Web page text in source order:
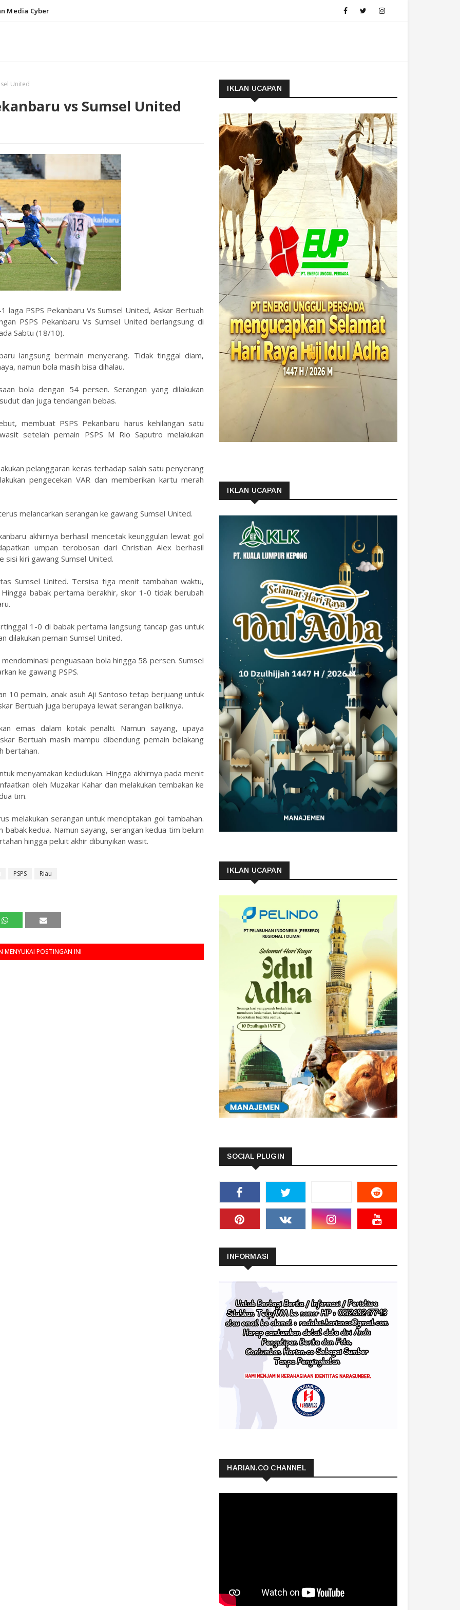
Media Cyber
United
vs Sumsel United
laga PSPS Pekanbaru Vs Sumsel United, Askar Bertuah
PSPS Pekanbaru Vs Sumsel United berlangsung di
Sabtu (18/10).
langsung bermain menyerang. Tidak tinggal diam,
namun bola masih bisa dihalau.
bola dengan 54 persen. Serangan yang dilakukan
dan juga tendangan bebas.
membuat PSPS Pekanbaru harus kehilangan satu
setelah pemain PSPS M Rio Saputro melakukan
pelanggaran keras terhadap salah satu penyerang
pengecekan VAR dan memberikan kartu merah
melancarkan serangan ke gawang Sumsel United.
akhirnya berhasil mencetak keunggulan lewat gol
umpan terobosan dari Christian Alex berhasil
sisi kiri gawang Sumsel United.
Sumsel United. Tersisa tiga menit tambahan waktu,
babak pertama berakhir, skor 1-0 tidak berubah
1-0 di babak pertama langsung tancap gas untuk
dilakukan pemain Sumsel United.
penguasaan bola hingga 58 persen. Sumsel
ke gawang PSPS.
10 pemain, anak asuh Aji Santoso tetap berjuang untuk
Bertuah juga berupaya lewat serangan baliknya.
emas dalam kotak penalti. Namun sayang, upaya
Bertuah masih mampu dibendung pemain belakang
bertahan.
menyamakan kedudukan. Hingga akhirnya pada menit
oleh Muzakar Kahar dan melakukan tembakan ke
tim.
melakukan serangan untuk menciptakan gol tambahan.
kedua. Namun sayang, serangan kedua tim belum
hingga peluit akhir dibunyikan wasit.
PSPS Riau
MENYUKAI POSTINGAN INI
IKLAN UCAPAN
IKLAN UCAPAN
IKLAN UCAPAN
SOCIAL PLUGIN
INFORMASI
HARIAN.CO CHANNEL